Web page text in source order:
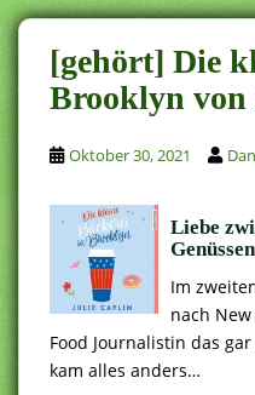
[gehört] Die
Brooklyn
Oktober 30, 2021
Liebe
Genüssen
Im
nach
Food Journalistin das
kam alles anders…